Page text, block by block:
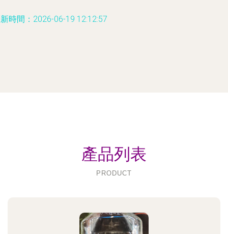
時間：2026-06-19 12:12:57
產品列表
PRODUCT